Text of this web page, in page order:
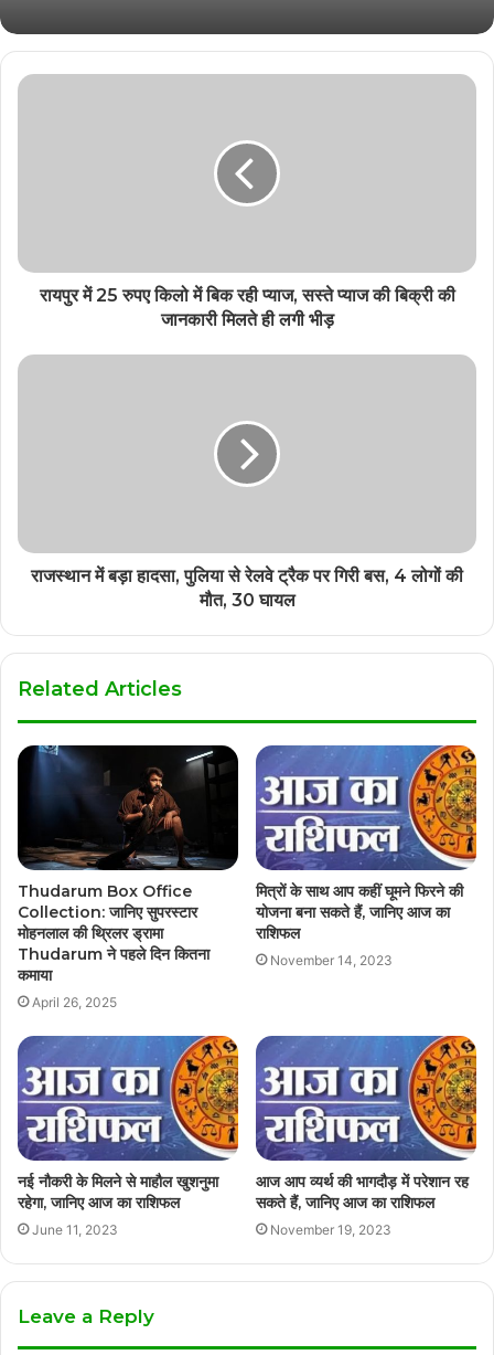
रायपुर में 25 रुपए किलो में बिक रही प्याज, सस्ते प्याज की बिक्री की
जानकारी मिलते ही लगी भीड़
राजस्थान में बड़ा हादसा, पुलिया से रेलवे ट्रैक पर गिरी बस, 4 लोगों की
मौत, 30 घायल
Related Articles
Thudarum Box Office
Collection: जानिए सुपरस्टार
मोहनलाल की थ्रिलर ड्रामा
Thudarum ने पहले दिन कितना
कमाया
April 26, 2025
मित्रों के साथ आप कहीं घूमने फिरने की
योजना बना सकते हैं, जानिए आज का
राशिफल
November 14, 2023
नई नौकरी के मिलने से माहौल खुशनुमा
रहेगा, जानिए आज का राशिफल
June 11, 2023
आज आप व्यर्थ की भागदौड़ में परेशान रह
सकते हैं, जानिए आज का राशिफल
November 19, 2023
Leave a Reply